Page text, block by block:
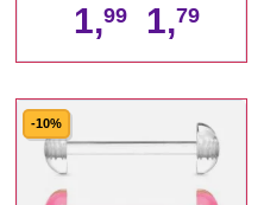
1,99 1,79
-10%